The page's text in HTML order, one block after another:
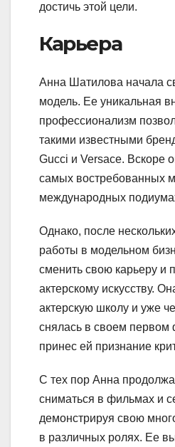
достичь этой цели.
Карьера
Анна Шатилова начала
модель. Ее уникальная
профессионализм
такими известными
Gucci и Versace. Вскоре
самых востребованных
международных
Однако, после
работы в модельном
сменить свою карьеру и
актерскому искусству.
актерскую школу и уже
снялась в своем первом
принес ей признание
С тех пор Анна
сниматься в фильмах и
демонстрируя свою
в различных ролях. Ее